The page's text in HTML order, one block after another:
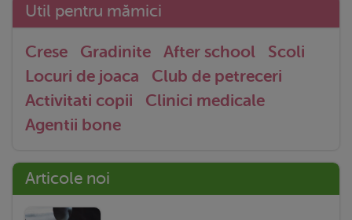
Util pentru mămici
Crese Gradinite After school
Scoli
Locuri de joaca
Club de petreceri
Activitati copii
Clinici medicale
Agentii bone
Articole noi